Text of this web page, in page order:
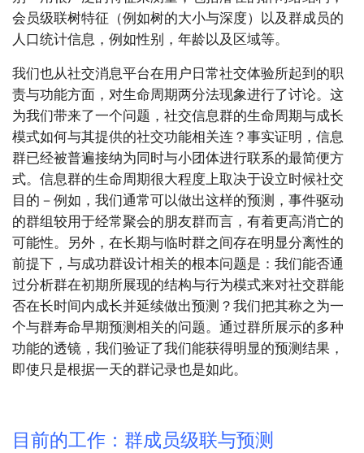
会员级联树特征（例如树的大小与深度）以及群成员的
人口统计信息，例如性别，年龄以及区域等。
我们也从社交消息平台在用户日常社交体验所起到的职
责与功能方面，对生命周期两分法现象进行了讨论。这
为我们带来了一个问题，社交信息群的生命周期与成长
模式如何与其提供的社交功能相关连？事实证明，信息
群已经被普遍接纳为同时与小团体进行联系的最简便方
式。信息群的生命周期很大程度上取决于设立时候社交
目的－例如，我们通常可以做出这样的预测，事件驱动
的群组较用于经常聚会的朋友群而言，有着更高消亡的
可能性。另外，在长期与临时群之间存在明显分离性的
前提下，与成功群设计相关的根本问题是：我们能否通
过分析群在初期所展现的结构与行为模式来对社交群能
否在长时间内成长并延续做出预测？我们把其称之为一
个与群寿命早期预测相关的问题。通过群所展示的多种
功能的透镜，我们验证了我们能获得明显的预测结果，
即使只是根据一天的群记录也是如此。
目前的工作：群成员级联与预测